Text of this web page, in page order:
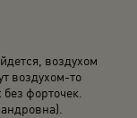
воздухом
воздухом-то
форточек.